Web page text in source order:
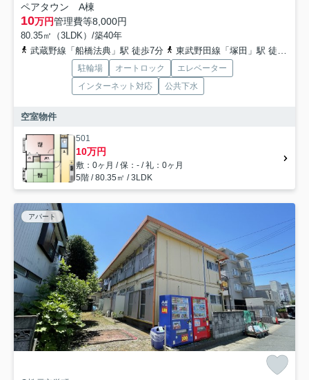
ペアタウン A棟
10万円管理費等8,000円
80.35㎡（3LDK）/築40年
武蔵野線「船橋法典」駅 徒歩7分
東武野田線「塚田」駅 徒歩34分
駐輪場 オートロック
エレベーター
インターネット対応
公共下水
空室物件
501
10万円
敷：0ヶ月 / 保：- / 礼：0ヶ月
5階 / 80.35㎡ / 3LDK
アパート